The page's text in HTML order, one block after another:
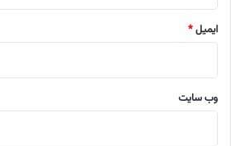
ایمیل*
وب‌ سایت